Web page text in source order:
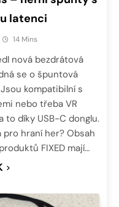
latenci
14 Mins
nová bezdrátová
se o špuntová
kompatibilní s
nebo třeba VR
to díky USB-C donglu.
hraní her? Obsah
FIXED mají…